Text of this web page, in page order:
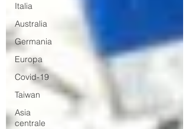
Italia
Australia
Germania
Europa
Covid-19
Taiwan
Asia
centrale